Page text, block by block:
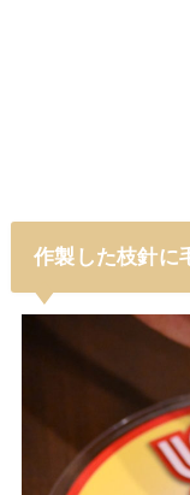
作製した枝針に